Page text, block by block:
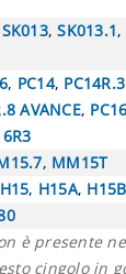
SK013,SK013.1,
, PC14,
AVANCE, PC16
, MM15T
H15, H15A, H15B
è presente
cingolo in